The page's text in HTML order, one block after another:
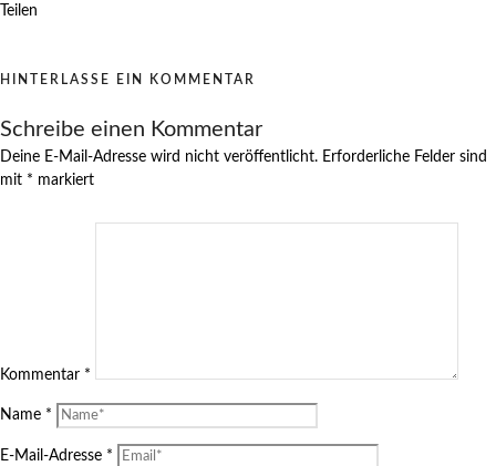
Teilen
HINTERLASSE EIN KOMMENTAR
Schreibe einen Kommentar
Deine E-Mail-Adresse wird nicht veröffentlicht. Erforderliche Felder sind
mit * markiert
Kommentar *
Name *
E-Mail-Adresse *